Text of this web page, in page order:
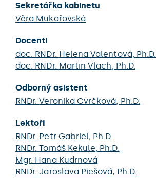
Sekretářka kabinetu
Věra Mukařovská
Docenti
doc. RNDr. Helena Valentová, Ph.D.
doc. RNDr. Martin Vlach, Ph.D.
Odborný asistent
RNDr.Veronika Cvrčková, Ph.D.
Lektoři
RNDr. Petr Gabriel, Ph.D.
RNDr.Tomáš Kekule, Ph.D.
Mgr. Hana Kudrnová
RNDr.Jaroslava Piešová, Ph.D.